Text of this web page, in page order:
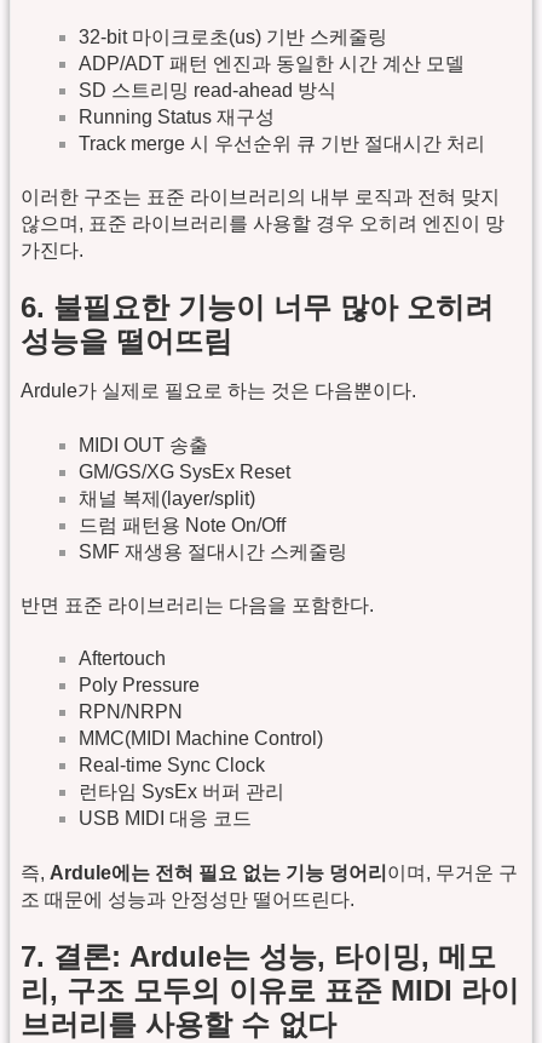
32-bit 마이크로초(us) 기반 스케줄링
ADP/ADT 패턴 엔진과 동일한 시간 계산 모델
SD 스트리밍 read-ahead 방식
Running Status 재구성
Track merge 시 우선순위 큐 기반 절대시간 처리
이러한 구조는 표준 라이브러리의 내부 로직과 전혀 맞지
않으며, 표준 라이브러리를 사용할 경우 오히려 엔진이 망
가진다.
6. 불필요한 기능이 너무 많아 오히려
성능을 떨어뜨림
Ardule가 실제로 필요로 하는 것은 다음뿐이다.
MIDI OUT 송출
GM/GS/XG SysEx Reset
채널 복제(layer/split)
드럼 패턴용 Note On/Off
SMF 재생용 절대시간 스케줄링
반면 표준 라이브러리는 다음을 포함한다.
Aftertouch
Poly Pressure
RPN/NRPN
MMC(MIDI Machine Control)
Real-time Sync Clock
런타임 SysEx 버퍼 관리
USB MIDI 대응 코드
즉, Ardule에는 전혀 필요 없는 기능 덩어리 이며, 무거운 구
조 때문에 성능과 안정성만 떨어뜨린다.
7. 결론: Ardule는 성능, 타이밍, 메모
리, 구조 모두의 이유로 표준 MIDI 라이
브러리를 사용할 수 없다